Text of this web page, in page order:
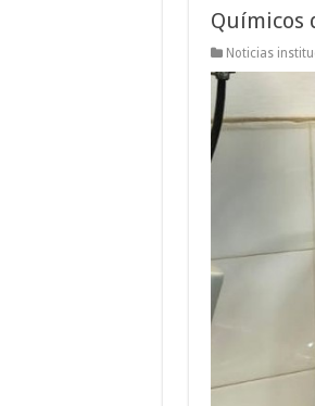
Químicos
Noticias